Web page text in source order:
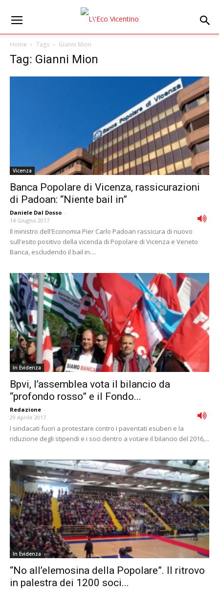
Home Tags Gianni Mion
Tag: Gianni Mion
Vicenza
Banca Popolare di Vicenza, rassicurazioni
di Padoan: “Niente bail in”
Daniele Dal Dosso -
14 Giugno 2017
Il ministro dell'Economia Pier Carlo Padoan rassicura di nuovo
sull'esito positivo della vicenda di Popolare di Vicenza e Veneto
Banca, escludendo il bail in....
In Evidenza
Bpvi, l’assemblea vota il bilancio da
“profondo rosso” e il Fondo...
Redazione -
29 Aprile 2017
I sindacati fuori a protestare contro i paventati esuberi e la
riduzione degli stipendi e i soci dentro a votare il bilancio del 2016,...
In Evidenza
“No all’elemosina della Popolare”. Il ritrovo
in palestra dei 1200 soci...